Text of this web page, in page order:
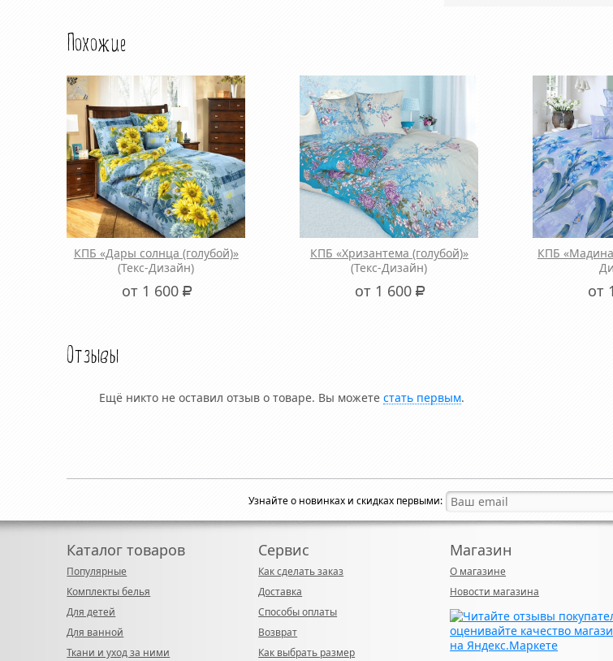
Похожие
КПБ «Дары солнца (голубой)»
(Текс-Дизайн)
от 1 600 Р
КПБ «Хризантема (голубой)»
(Текс-Дизайн)
от 1 600 Р
КПБ «Мадина
от
Отзывы
Ещё никто не оставил отзыв о товаре. Вы можетестать первым.
Узнайте о новинках и скидках первыми:
Каталог товаров
Популярные
Комплекты белья
Для детей
Для ванной
Ткани и уход за ними
Сервис
Как сделать заказ
Доставка
Способы оплаты
Возврат
Как выбрать размер
Магазин
О магазине
Новости магазина